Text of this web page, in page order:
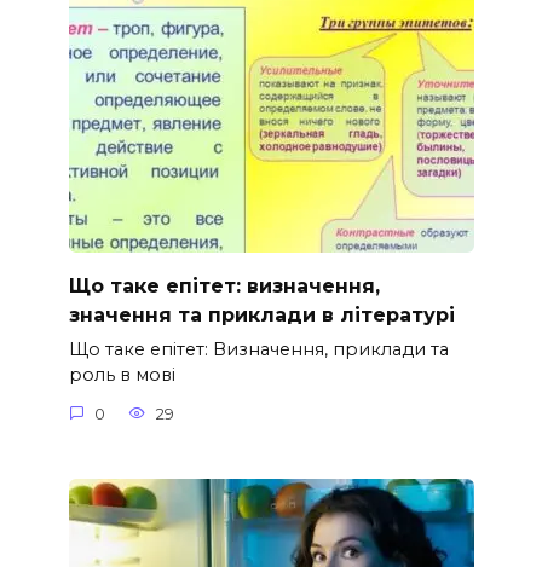
Що таке епітет: визначення,
значення та приклади в літературі
Що таке епітет: Визначення, приклади та
роль в мові
0 29